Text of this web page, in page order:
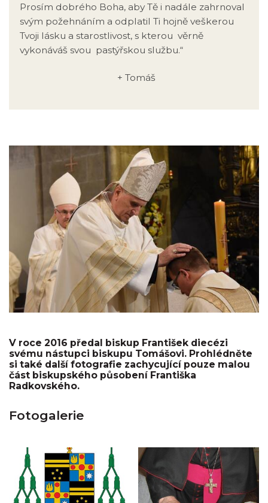
Prosím dobrého Boha, aby Tě i nadále zahrnoval
svým požehnáním a odplatil Ti hojně veškerou
Tvoji lásku a starostlivost, s kterou věrně
vykonáváš svou pastýřskou službu.“
+ Tomáš
V roce 2016 předal biskup František diecézi
svému nástupci biskupu Tomášovi. Prohlédněte
si také další fotografie zachycující pouze malou
část biskupského působení Františka
Radkovského.
Fotogalerie